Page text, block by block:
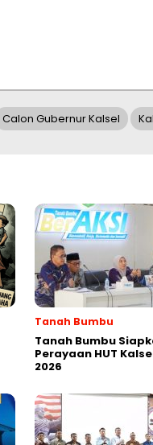
Calon Gubernur Kalsel
Tanah Bumbu
Tanah Bumbu
Perayaan HUT
2026